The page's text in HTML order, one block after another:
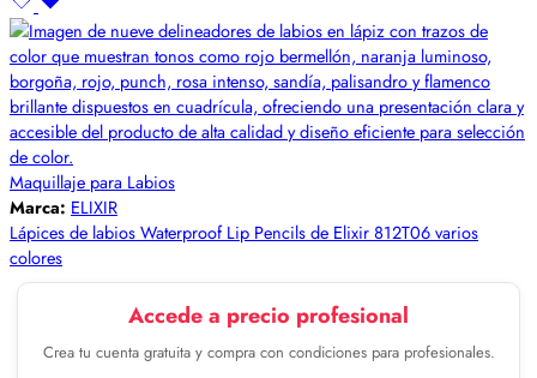
Maquillaje para Labios
Marca: ELIXIR
Lápices de labios Waterproof Lip Pencils de Elixir 812T06 varios
colores
Accede a precio profesional
Crea tu cuenta gratuita y compra con condiciones para profesionales.